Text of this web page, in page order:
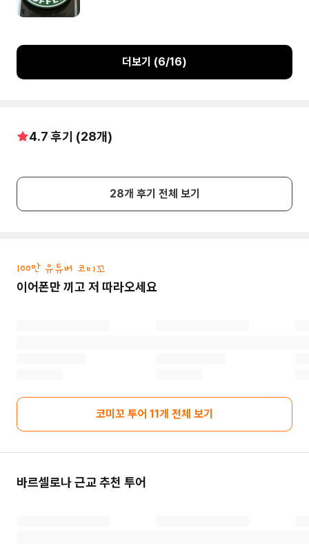
더보기 (6/16)
4.7 후기 (28개)
28개 후기 전체 보기
100만 유튜버 코미꼬
이어폰만 끼고 저 따라오세요
코미꼬 투어 11개 전체 보기
바르셀로나근교 추천 투어